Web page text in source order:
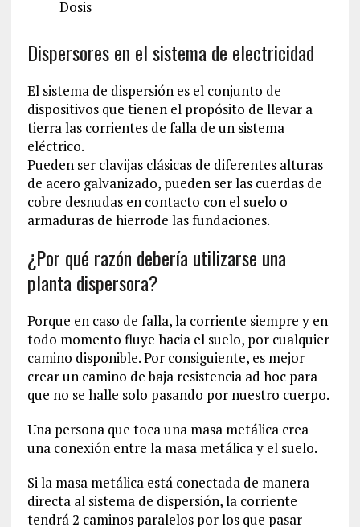
Dosis
Dispersores en el sistema de electricidad
El sistema de dispersión es el conjunto de
dispositivos que tienen el propósito de llevar a
tierra las corrientes de falla de un sistema
eléctrico.
Pueden ser clavijas clásicas de diferentes alturas
de acero galvanizado, pueden ser las cuerdas de
cobre desnudas en contacto con el suelo o
armaduras de hierrode las fundaciones.
¿Por qué razón debería utilizarse una
planta dispersora?
Porque en caso de falla, la corriente siempre y en
todo momento fluye hacia el suelo, por cualquier
camino disponible. Por consiguiente, es mejor
crear un camino de baja resistencia ad hoc para
que no se halle solo pasando por nuestro cuerpo.
Una persona que toca una masa metálica crea
una conexión entre la masa metálica y el suelo.
Si la masa metálica está conectada de manera
directa al sistema de dispersión, la corriente
tendrá 2 caminos paralelos por los que pasar